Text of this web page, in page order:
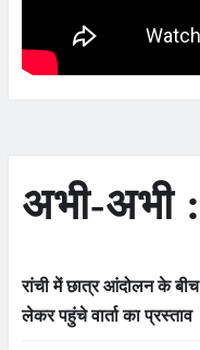
अभी-अभी :
रांची में छात्र आंदोलन के
लेकर पहुंचे वार्ता का प्रस्ताव